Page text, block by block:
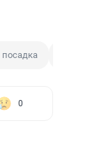
0